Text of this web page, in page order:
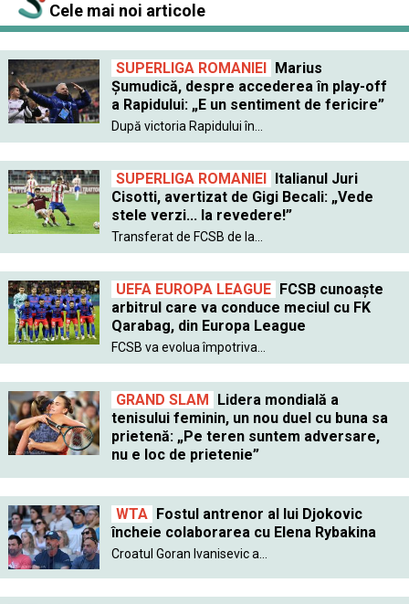
Cele mai noi articole
SUPERLIGA ROMANIEI Marius
Șumudică, despre accederea în play-off
a Rapidului: „E un sentiment de fericire”
După victoria Rapidului în...
SUPERLIGA ROMANIEI Italianul Juri
Cisotti, avertizat de Gigi Becali: „Vede
stele verzi... la revedere!”
Transferat de FCSB de la...
UEFA EUROPA LEAGUE FCSB cunoaște
arbitrul care va conduce meciul cu FK
Qarabag, din Europa League
FCSB va evolua împotriva...
GRAND SLAM Lidera mondială a
tenisului feminin, un nou duel cu buna sa
prietenă: „Pe teren suntem adversare,
nu e loc de prietenie”
WTA Fostul antrenor al lui Djokovic
încheie colaborarea cu Elena Rybakina
Croatul Goran Ivanisevic a...